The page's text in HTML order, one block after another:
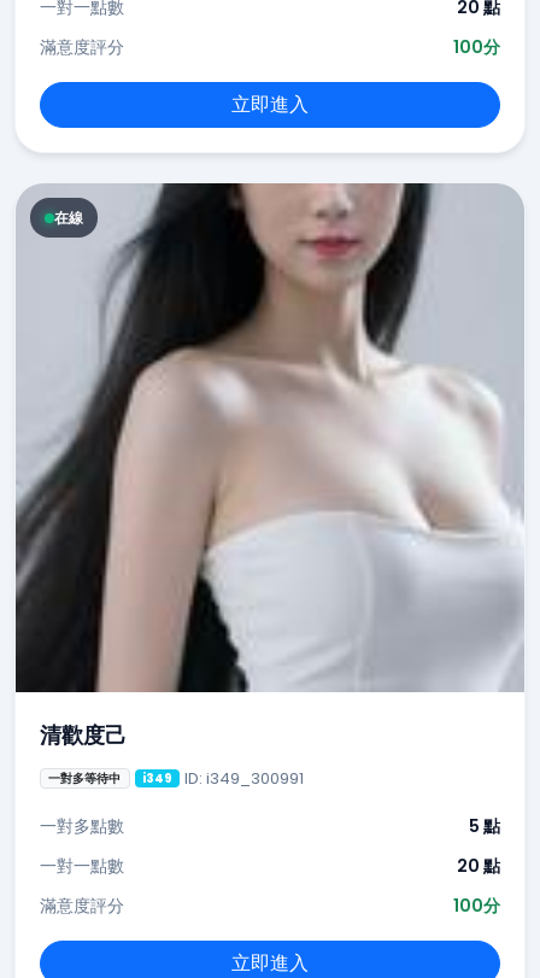
一對一點數
20 點
滿意度評分
100分
立即進入
在線
清歡度己
一對多等待中 i349 ID: i349_300991
一對多點數
5 點
一對一點數
20 點
滿意度評分
100分
立即進入